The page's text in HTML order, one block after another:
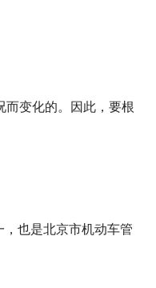
而变化的。因此，要根
也是北京市机动车管